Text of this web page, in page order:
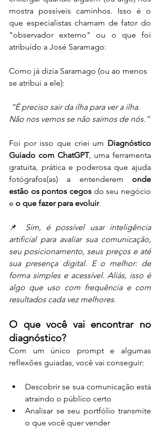
mostra possíveis caminhos. Isso é o
que especialistas chamam de fator do
"observador externo" ou o que foi
atribuído a José Saramago:
Como já dizia Saramago (ou ao menos
se atribui a ele):
“É preciso sair da ilha para ver a ilha.
Não nos vemos se não saímos de nós.”
Foi por isso que criei um Diagnóstico
Guiado com ChatGPT, uma ferramenta
gratuita, prática e poderosa que ajuda
fotógrafos(as) a entenderem onde
estão os pontos cegos do seu negócio
e o que fazer para evoluir.
📌 Sim, é possível usar inteligência
artificial para avaliar sua comunicação,
seu posicionamento, seus preços e até
sua presença digital. E o melhor: de
forma simples e acessível. Aliás, isso é
algo que uso com frequência e com
resultados cada vez melhores.
O que você vai encontrar no
diagnóstico?
Com um único prompt e algumas
reflexões guiadas, você vai conseguir:
Descobrir se sua comunicação está
atraindo o público certo
Analisar se seu portfólio transmite
o que você quer vender